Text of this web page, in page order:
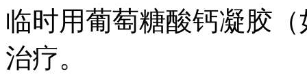
临时用葡萄糖酸钙凝胶
治疗。